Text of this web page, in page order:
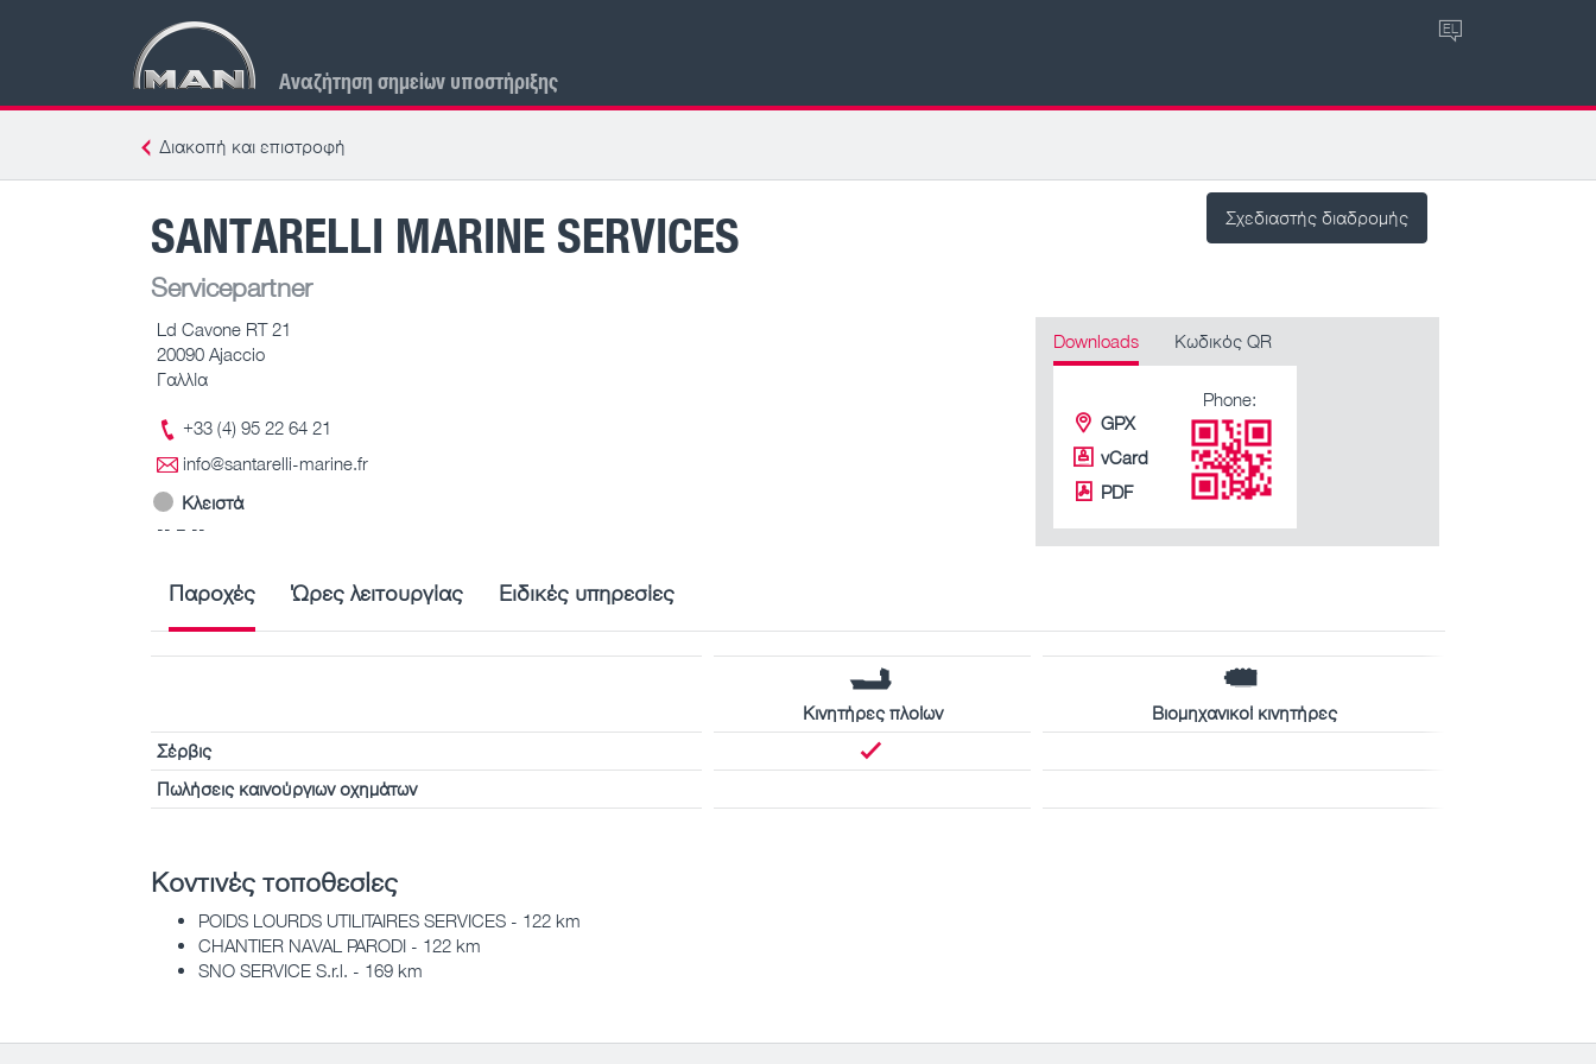
Αναζήτηση σημείων υποστήριξης
EL
Διακοπή και επιστροφή
Σχεδιαστής διαδρομής
SANTARELLI MARINE SERVICES
Servicepartner
Ld Cavone RT 21
20090 Ajaccio
Γαλλία
+33 (4) 95 22 64 21
info@santarelli-marine.fr
Κλειστά
-- – --
Downloads Κωδικός QR
GPX
vCard
PDF
Phone:
Παροχές Ώρες λειτουργίας Ειδικές υπηρεσίες
Κινητήρες πλοίων
Βιομηχανικοί κινητήρες
Σέρβις
Πωλήσεις καινούργιων οχημάτων
Κοντινές τοποθεσίες
POIDS LOURDS UTILITAIRES SERVICES - 122 km
CHANTIER NAVAL PARODI - 122 km
SNO SERVICE S.r.l. - 169 km